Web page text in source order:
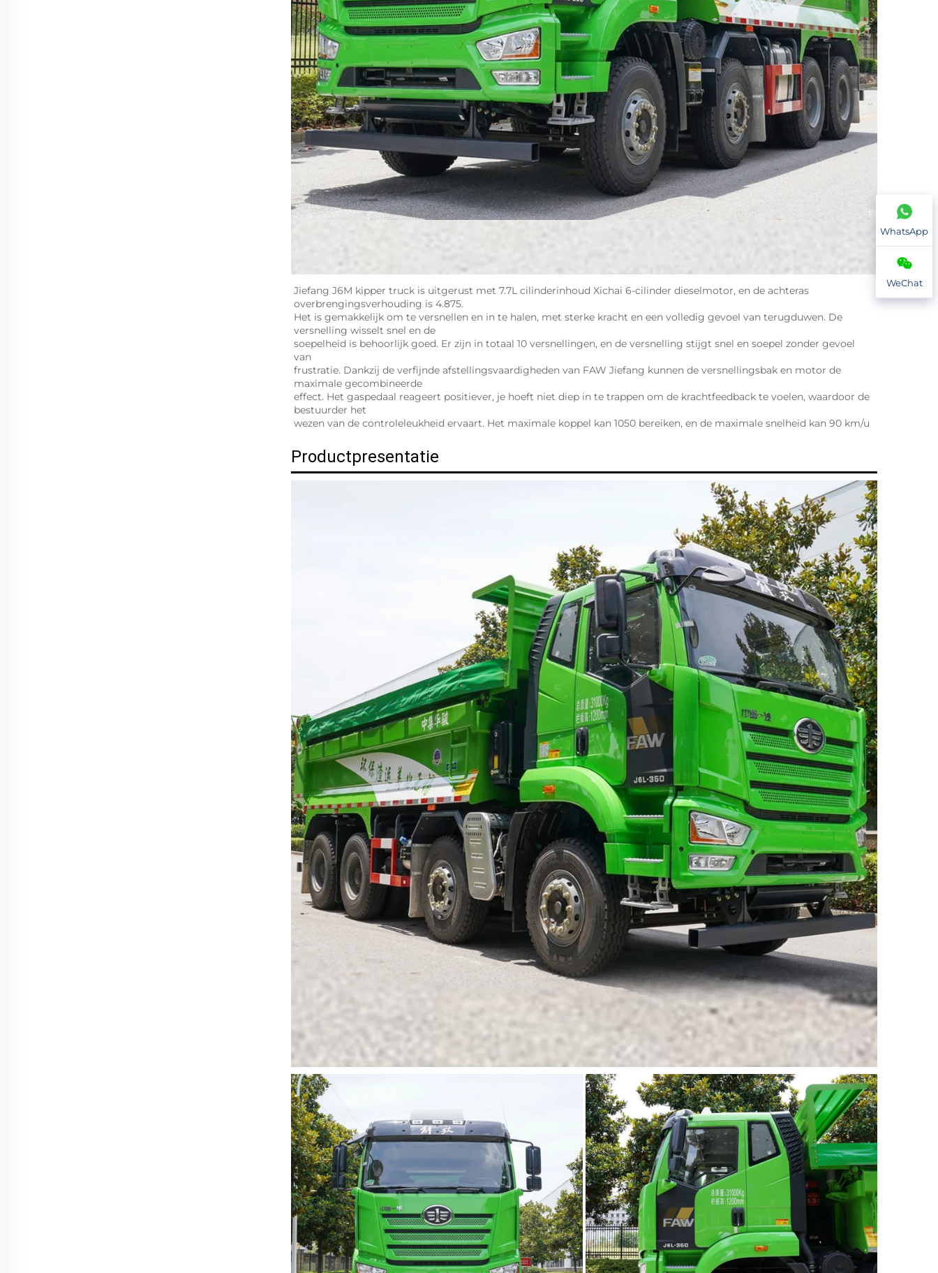
Jiefang J6M kipper truck is uitgerust met 7.7L cilinderinhoud Xichai 6-cilinder dieselmotor, en de achteras
overbrengingsverhouding is 4.875.
Het is gemakkelijk om te versnellen en in te halen, met sterke kracht en een volledig gevoel van terugduwen. De
versnelling wisselt snel en de
soepelheid is behoorlijk goed. Er zijn in totaal 10 versnellingen, en de versnelling stijgt snel en soepel zonder gevoel
van
frustratie. Dankzij de verfijnde afstellingsvaardigheden van FAW Jiefang kunnen de versnellingsbak en motor de
maximale gecombineerde
effect. Het gaspedaal reageert positiever, je hoeft niet diep in te trappen om de krachtfeedback te voelen, waardoor de
bestuurder het
wezen van de controleleukheid ervaart. Het maximale koppel kan 1050 bereiken, en de maximale snelheid kan 90 km/u
Productpresentatie
WhatsApp
WeChat